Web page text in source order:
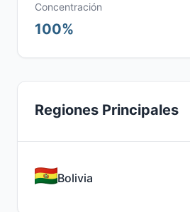
Concentración
100%
Regiones Principales
Bolivia